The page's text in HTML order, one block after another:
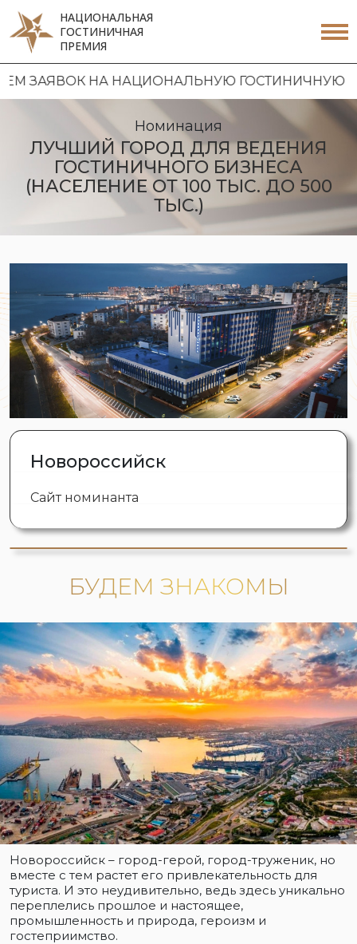
НАЦИОНАЛЬНАЯ
ГОСТИНИЧНАЯ
ПРЕМИЯ
НАЦИОНАЛЬНУЮ ГОСТИНИЧНУЮ ПРЕМИЮ
Номинация
ЛУЧШИЙ ГОРОД ДЛЯ ВЕДЕНИЯ
ГОСТИНИЧНОГО БИЗНЕСА
(НАСЕЛЕНИЕ ОТ 100 ТЫС. ДО 500
ТЫС.)
Новороссийск
Сайт номинанта
БУДЕМ ЗНАКОМЫ
Новороссийск – город-герой, город-труженик, но
вместе с тем растет его привлекательность для
туриста. И это неудивительно, ведь здесь уникально
переплелись прошлое и настоящее,
промышленность и природа, героизм и
гостеприимство.